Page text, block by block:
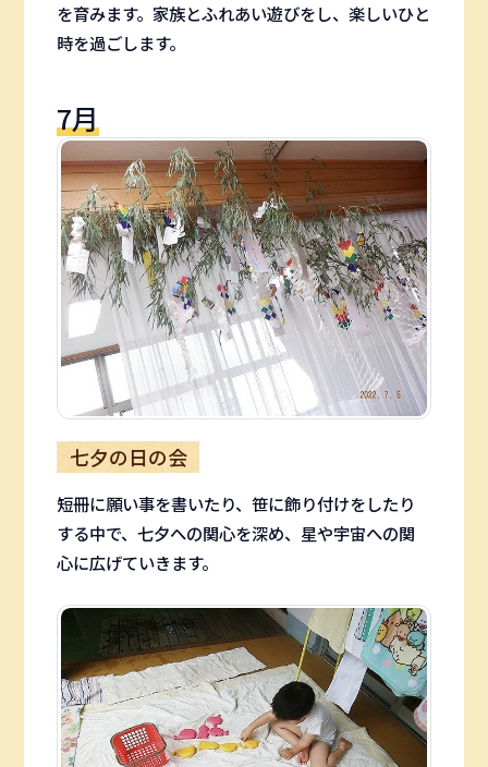
を育みます。家族とふれあい遊びをし、楽しいひと
時を過ごします。
7月
七夕の日の会
短冊に願い事を書いたり、笹に飾り付けをしたり
する中で、七夕への関心を深め、星や宇宙への関
心に広げていきます。